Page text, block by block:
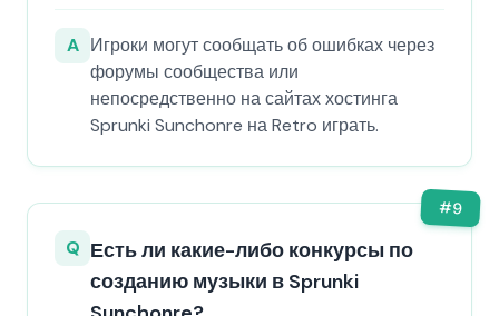
A Игроки могут сообщать об ошибках через
форумы сообщества или
непосредственно на сайтах хостинга
Sprunki Sunchonre на Retro играть.
#9
Q Есть ли какие-либо конкурсы по
созданию музыки в Sprunki